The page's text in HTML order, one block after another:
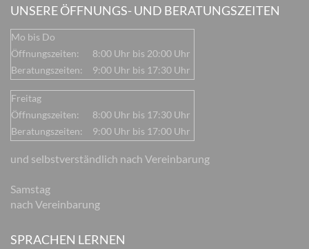
UNSERE ÖFFNUNGS- UND BERATUNGSZEITEN
Mo bis Do
Öffnungszeiten:
8:00 Uhr bis 20:00 Uhr
Beratungszeiten:
9:00 Uhr bis 17:30 Uhr
Freitag
Öffnungszeiten:
8:00 Uhr bis 17:30 Uhr
Beratungszeiten:
9:00 Uhr bis 17:00 Uhr
und selbstverständlich nach Vereinbarung
Samstag
nach Vereinbarung
SPRACHEN LERNEN